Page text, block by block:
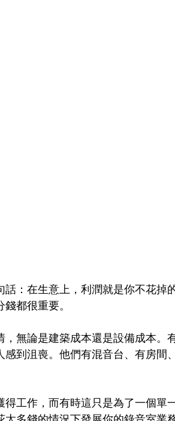
：在生意上，利潤就是你不花掉
都很重要。
無論是建築成本還是設備成本。
到沮喪。他們有混音台、有房間
工作，而有時這只是為了一個單